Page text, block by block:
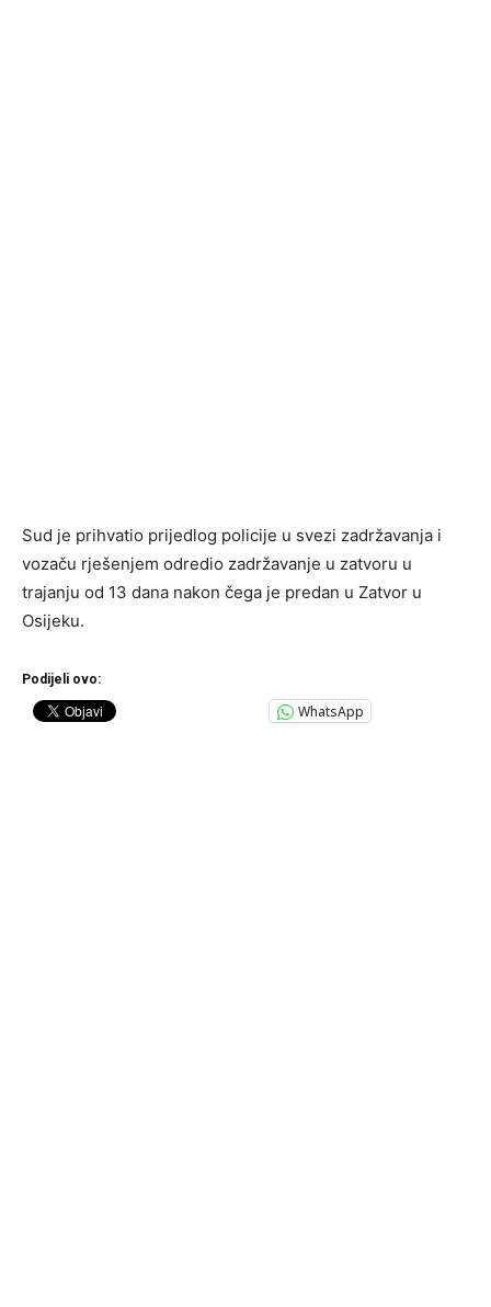
Sud je prihvatio prijedlog policije u svezi zadržavanja i
vozaču rješenjem odredio zadržavanje u zatvoru u
trajanju od 13 dana nakon čega je predan u Zatvor u
Osijeku.
Podijeli ovo:
WhatsApp